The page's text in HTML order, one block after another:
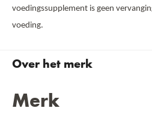
voedingssupplement is geen
voeding.
Over het merk
Merk